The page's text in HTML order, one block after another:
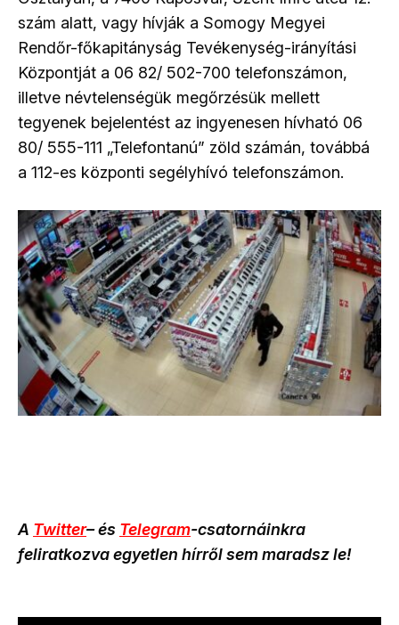
szám alatt, vagy hívják a Somogy Megyei
Rendőr-főkapitányság Tevékenység-irányítási
Központját a 06 82/ 502-700 telefonszámon,
illetve névtelenségük megőrzésük mellett
tegyenek bejelentést az ingyenesen hívható 06
80/ 555-111 „Telefontanú” zöld számán, továbbá
a 112-es központi segélyhívó telefonszámon.
A Twitter– és Telegram-csatornáinkra
feliratkozva egyetlen hírről sem maradsz le!